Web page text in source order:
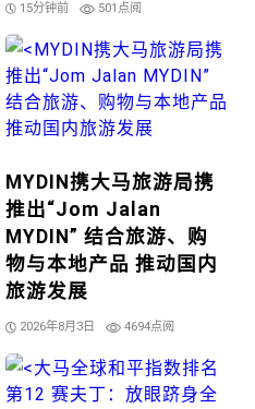
15分钟前 501点阅
MYDIN携大马旅游局携
推出“Jom Jalan
MYDIN” 结合旅游、购
物与本地产品 推动国内
旅游发展
2026年8月3日 4694点阅